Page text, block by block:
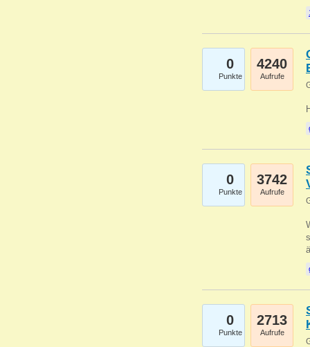
0
Punkte
4240
Aufrufe
0
Punkte
3742
Aufrufe
0
Punkte
2713
Aufrufe